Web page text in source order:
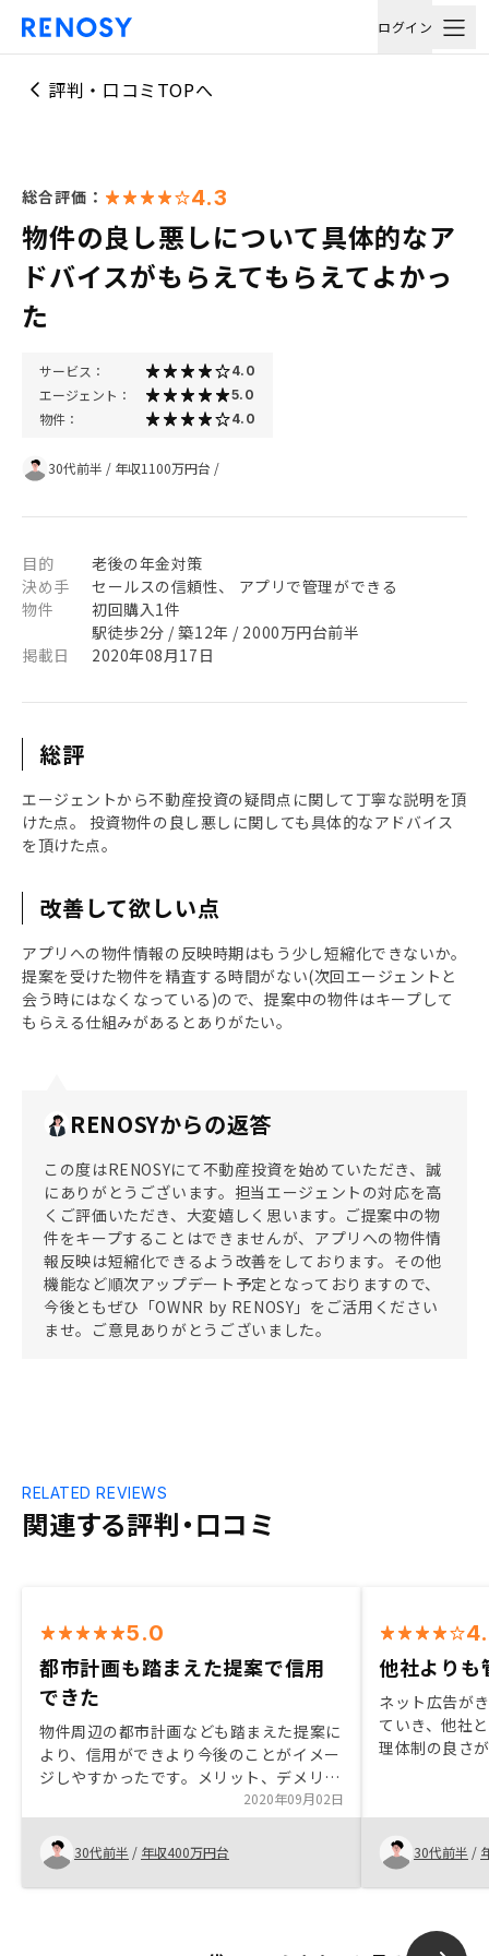
ログイン
評判・口コミTOPへ
総合評価： 4.3
物件の良し悪しについて具体的なア
ドバイスがもらえてもらえてよかっ
た
サービス： 4.0
エージェント： 5.0
物件： 4.0
30代前半 / 年収1100万円台 /
目的
老後の年金対策
決め手
セールスの信頼性、 アプリで管理ができる
物件
初回購入1件
駅徒歩2分 / 築12年 / 2000万円台前半
掲載日
2020年08月17日
総評
エージェントから不動産投資の疑問点に関して丁寧な説明を頂
けた点。 投資物件の良し悪しに関しても具体的なアドバイス
を頂けた点。
改善して欲しい点
アプリへの物件情報の反映時期はもう少し短縮化できないか。
提案を受けた物件を精査する時間がない(次回エージェントと
会う時にはなくなっている)ので、提案中の物件はキープして
もらえる仕組みがあるとありがたい。
RENOSYからの返答
この度はRENOSYにて不動産投資を始めていただき、誠
にありがとうございます。担当エージェントの対応を高
くご評価いただき、大変嬉しく思います。ご提案中の物
件をキープすることはできませんが、アプリへの物件情
報反映は短縮化できるよう改善をしております。その他
機能など順次アップデート予定となっておりますので、
今後ともぜひ「OWNR by RENOSY」をご活用ください
ませ。ご意見ありがとうございました。
関連する評判・口コミ
RELATED REVIEWS
5.0
都市計画も踏まえた提案で信用
できた
物件周辺の都市計画なども踏まえた提案に
より、信用ができより今後のことがイメー
ジしやすかったです。メリット、デメリッ
トの説明も丁寧でわかりやすく、無理のな
い提案をいただけました。特に無し
2020年09月02日
30代前半 / 年収400万円台
他社よりも
ネット広告が
ていき、他社
理体制の良さ
30代前半 /